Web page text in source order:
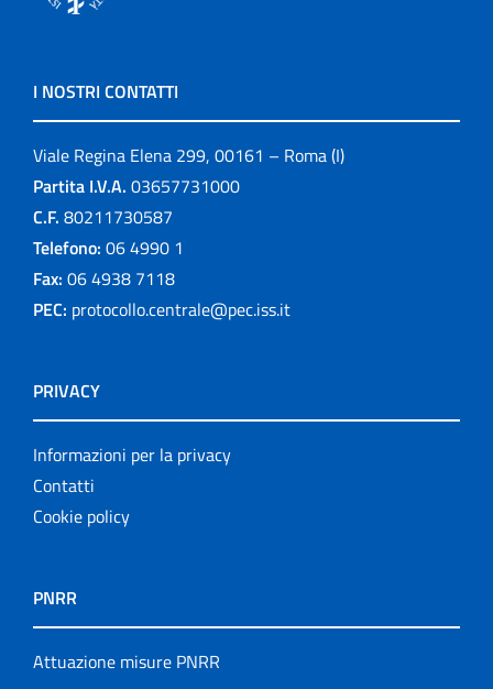
I NOSTRI CONTATTI
Viale Regina Elena 299, 00161 – Roma (I)
Partita I.V.A. 03657731000
C.F. 80211730587
Telefono: 06 4990 1
Fax: 06 4938 7118
PEC: protocollo.centrale@pec.iss.it
PRIVACY
Informazioni per la privacy
Contatti
Cookie policy
PNRR
Attuazione misure PNRR